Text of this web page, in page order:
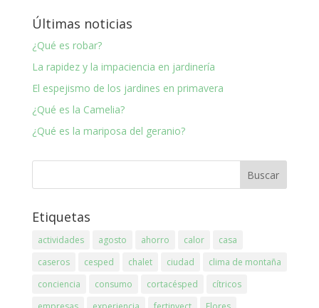
Últimas noticias
¿Qué es robar?
La rapidez y la impaciencia en jardinería
El espejismo de los jardines en primavera
¿Qué es la Camelia?
¿Qué es la mariposa del geranio?
Etiquetas
actividades agosto ahorro calor
casa
caseros
cesped chalet ciudad
clima de montaña
conciencia
consumo cortacésped
cítricos